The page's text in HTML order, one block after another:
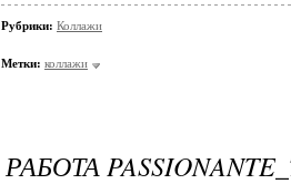
Рубрики: Коллажи
Метки: коллажи
РАБОТА